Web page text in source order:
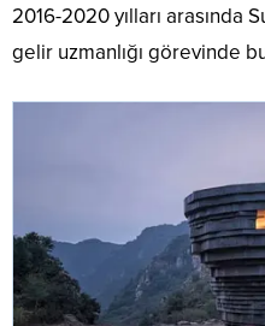
2016-2020 yılları arasında
gelir uzmanlığı görevinde